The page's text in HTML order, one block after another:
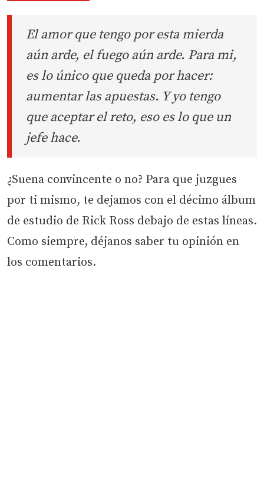
El amor que tengo por esta mierda
aún arde, el fuego aún arde. Para mi,
es lo único que queda por hacer:
aumentar las apuestas. Y yo tengo
que aceptar el reto, eso es lo que un
jefe hace.
¿Suena convincente o no? Para que juzgues
por ti mismo, te dejamos con el décimo álbum
de estudio de Rick Ross debajo de estas líneas.
Como siempre, déjanos saber tu opinión en
los comentarios.